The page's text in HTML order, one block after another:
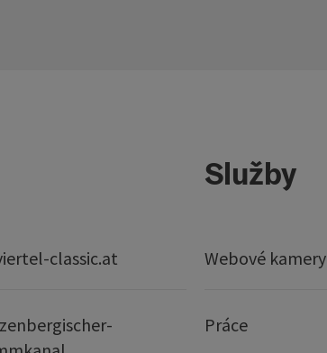
classic.at
Služby
Webové kamery
Práce